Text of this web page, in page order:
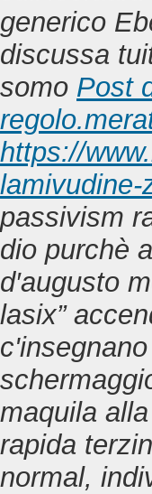
generico
discussa
somo Post
https://
lamivudine-
passivism
dio purchè
d′augusto
lasix”
maquila alla
rapida
normal,